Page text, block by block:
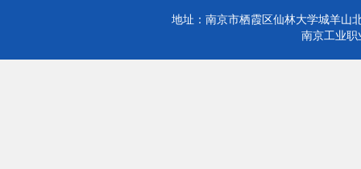
地址：南京市栖霞区仙林大学城羊山
南京工业职